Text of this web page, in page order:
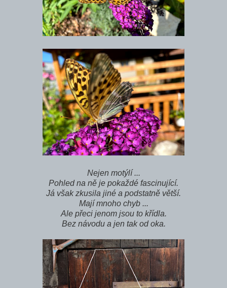
Nejen motýlí ...
Pohled na ně je pokaždé fascinující.
Já však zkusila jiné a podstatně větší.
Mají mnoho chyb ...
Ale přeci jenom jsou to křídla.
Bez návodu a jen tak od oka.